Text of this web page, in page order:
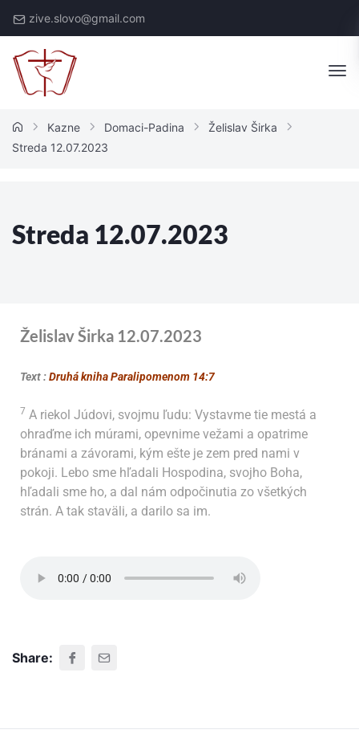
zive.slovo@gmail.com
Kazne Domaci-Padina
Želislav Širka
Streda 12.07.2023
Streda 12.07.2023
Želislav Širka 12.07.2023
Text :Druhá kniha Paralipomenom 14:7
7 A riekol Júdovi, svojmu ľudu: Vystavme tie mestá a
ohraďme ich múrami, opevnime vežami a opatrime
bránami a závorami, kým ešte je zem pred nami v
pokoji. Lebo sme hľadali Hospodina, svojho Boha,
hľadali sme ho, a dal nám odpočinutia zo všetkých
strán. A tak staväli, a darilo sa im.
Share: